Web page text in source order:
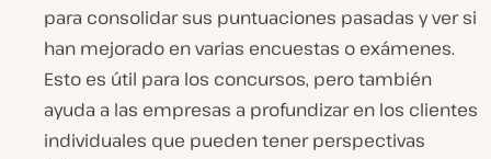
para consolidar sus puntuaciones pasadas y ver si
han mejorado en varias encuestas o exámenes.
Esto es útil para los concursos, pero también
ayuda a las empresas a profundizar en los clientes
individuales que pueden tener perspectivas